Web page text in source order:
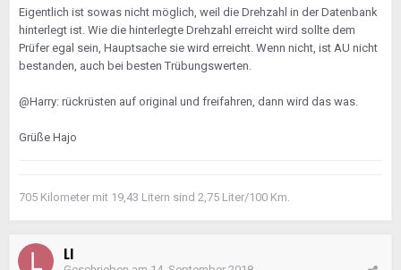
Eigentlich ist sowas nicht möglich, weil die Drehzahl in der Datenbank
hinterlegt ist. Wie die hinterlegte Drehzahl erreicht wird sollte dem
Prüfer egal sein, Hauptsache sie wird erreicht. Wenn nicht, ist AU nicht
bestanden, auch bei besten Trübungswerten.
@Harry: rückrüsten auf original und freifahren, dann wird das was.
Grüße Hajo
705 Kilometer mit 19,43 Litern sind 2,75 Liter/100 Km.
LI